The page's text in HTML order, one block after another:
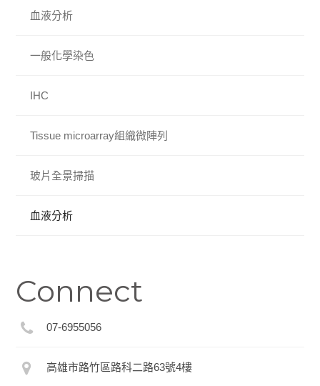
血液分析
一般化學染色
IHC
Tissue microarray組織微陣列
玻片全景掃描
血液分析
Connect
07-6955056
高雄市路竹區路科二路63號4樓